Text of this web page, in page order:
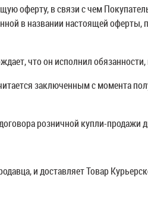
оферту, в связи с чем
в названии настоящей оферты,
что он исполнил
заключенным с момента
розничной купли-
и доставляет Товар